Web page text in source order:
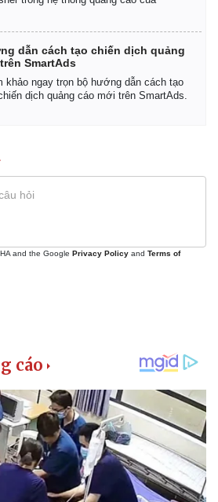
Chứng khoán
Giá cà phê
dẫn cách tạo chiến dịch quảng
SmartAds
khảo ngay trọn bộ hướng dẫn cách tạo
dịch quảng cáo mới trên SmartAds.
and the Google Privacy Policy and Terms of